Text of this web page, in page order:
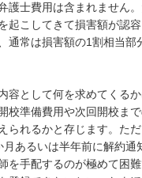
護士費用は含まれません
起こしてきて損害額が認
通常は損害額の1割相当部
容として何を求めてくる
校準備費用や次回開校ま
られるかと存じます。た
あるいは半年前に解約通
を手配するのが極めて困